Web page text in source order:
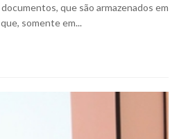
que são armazenados em
somente em...